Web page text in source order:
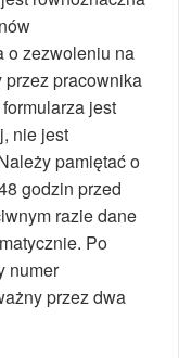
o zezwoleniu na
pracownika
jest
nie jest
pamiętać o
godzin przed
razie dane
Po
numer
przez dwa